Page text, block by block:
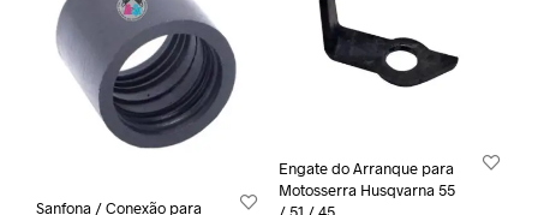
Sanfona / Conexão para
Engate do Arranque para
Motosserra Husqvarna 55